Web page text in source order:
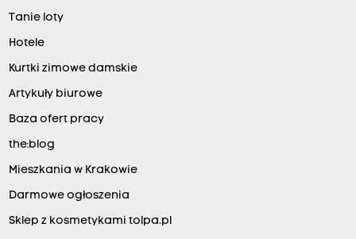
Tanie loty
Hotele
Kurtki zimowe damskie
Artykuły biurowe
Baza ofert pracy
the:blog
Mieszkania w Krakowie
Darmowe ogłoszenia
Sklep z kosmetykami tolpa.pl